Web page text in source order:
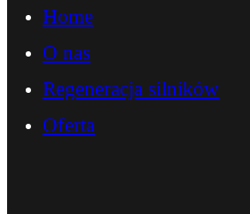
Home
O nas
Regeneracja silników
Oferta